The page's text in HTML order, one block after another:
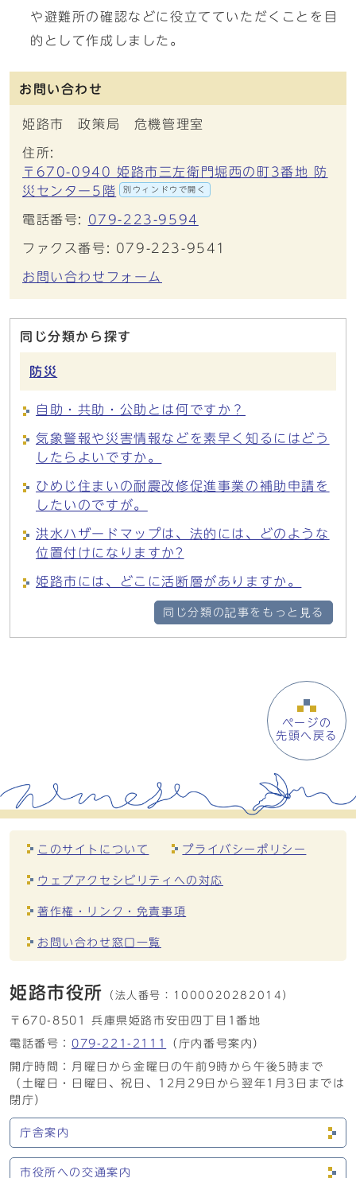
や避難所の確認などに役立てていただくことを目
的として作成しました。
お問い合わせ
姫路市 政策局 危機管理室
住所:
〒670-0940 姫路市三左衛門堀西の町3番地 防
災センター5階
別ウィンドウで開く
電話番号: 079-223-9594
ファクス番号: 079-223-9541
お問い合わせフォーム
同じ分類から探す
防災
自助・共助・公助とは何ですか？
気象警報や災害情報などを素早く知るにはどう
したらよいですか。
ひめじ住まいの耐震改修促進事業の補助申請を
したいのですが。
洪水ハザードマップは、法的には、どのような
位置付けになりますか?
姫路市には、どこに活断層がありますか。
同じ分類の記事をもっと見る
ページの
先頭へ戻る
このサイトについて プライバシーポリシー
ウェブアクセシビリティへの対応
著作権・リンク・免責事項
お問い合わせ窓口一覧
姫路市役所 （法人番号： 1000020282014）
〒670-8501 兵庫県姫路市安田四丁目1番地
電話番号： 079-221-2111
（庁内番号案内）
開庁時間：月曜日から金曜日の午前9時から午後5時まで
（土曜日・日曜日、祝日、12月29日から翌年1月3日までは
閉庁）
庁舎案内
市役所への交通案内